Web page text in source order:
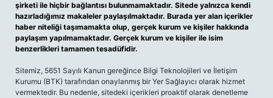
şirketi ile hiçbir bağlantısı bulunmamaktadır. Sitede yalnızca kendi
hazırladığımız makaleler paylaşılmaktadır. Burada yer alan içerikler
haber niteliği taşımamakta olup, gerçek kurum ve kişiler hakkında
paylaşım yapılmamaktadır. Gerçek kurum ve kişiler ile isim
benzerlikleri tamamen tesadüfidir.
Sitemiz, 5651 Sayılı Kanun gereğince Bilgi Teknolojileri ve İletişim
Kurumu (BTK) tarafından onaylanmış bir Yer Sağlayıcı olarak hizmet
vermektedir. Bu nedenle, sitedeki içerikleri proaktif olarak denetleme